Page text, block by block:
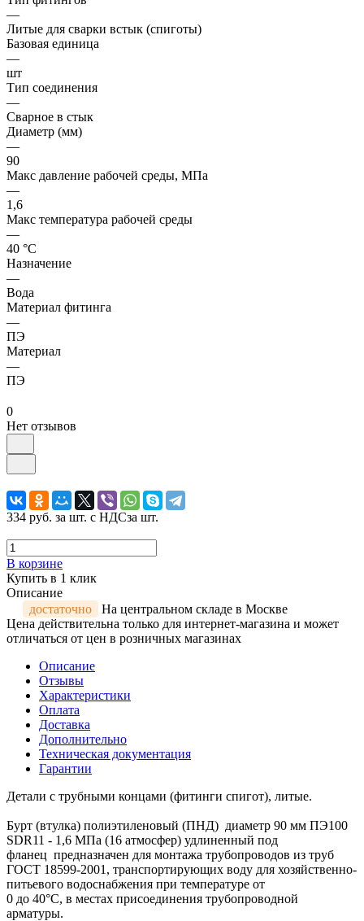
—
Литые для сварки встык (спиготы)
Базовая единица
—
шт
Тип соединения
—
Сварное в стык
Диаметр (мм)
—
90
Макс давление рабочей среды, МПа
—
1,6
Макс температура рабочей среды
—
40 °С
Назначение
—
Вода
Материал фитинга
—
ПЭ
Материал
—
ПЭ
0
Нет отзывов
334 руб. за шт. с НДСза шт.
В корзине
Купить в 1 клик
Описание
достаточно
На центральном складе в Москве
Цена действительна только для интернет-магазина и может
отличаться от цен в розничных магазинах
Описание
Отзывы
Характеристики
Оплата
Доставка
Дополнительно
Техническая документация
Гарантии
Детали с трубными концами (фитинги спигот), литые.
Бурт (втулка) полиэтиленовый (ПНД) диаметр 90 мм ПЭ100
SDR11 - 1,6 МПа (16 атмосфер) удлиненный под
фланец предназначен для монтажа трубопроводов из труб
ГОСТ 18599-2001, транспортирующих воду для хозяйственно-
питьевого водоснабжения при температуре от
0 до 40°C, в местах присоединения трубопроводной
арматуры.